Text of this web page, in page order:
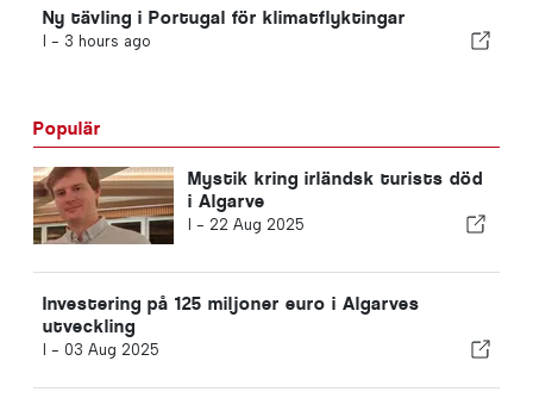
Ny tävling i Portugal för klimatflyktingar
I - 3 hours ago
Populär
Mystik kring irländsk turists död
i Algarve
I - 22 Aug 2025
Investering på 125 miljoner euro i Algarves
utveckling
I - 03 Aug 2025